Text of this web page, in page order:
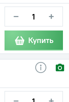
− +
Купить